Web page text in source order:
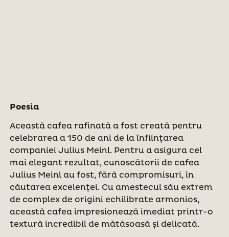
Poesia
Această cafea rafinată a fost creată pentru
celebrarea a 150 de ani de la înființarea
companiei Julius Meinl. Pentru a asigura cel
mai elegant rezultat, cunoscătorii de cafea
Julius Meinl au fost, fără compromisuri, în
căutarea excelenței. Cu amestecul său extrem
de complex de origini echilibrate armonios,
această cafea impresionează imediat printr-o
textură incredibil de mătăsoasă și delicată.